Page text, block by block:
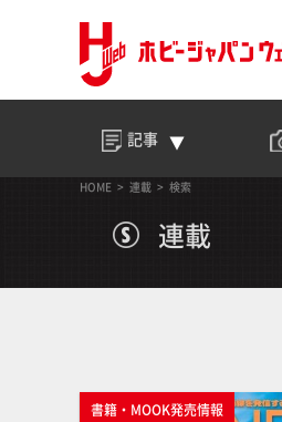
記事
HOME 連載 検索
連載
書籍・MOOK発売情報